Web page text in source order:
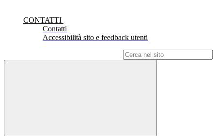
CONTATTI
Contatti
Accessibilità sito e feedback utenti